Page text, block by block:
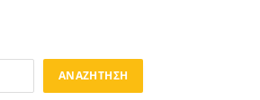
ΑΝΑΖΉΤΗΣΗ